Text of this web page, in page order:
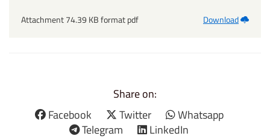
Attachment 74.39 KB format pdf Download
Share on:
Facebook
Twitter
Whatsapp
Telegram
LinkedIn